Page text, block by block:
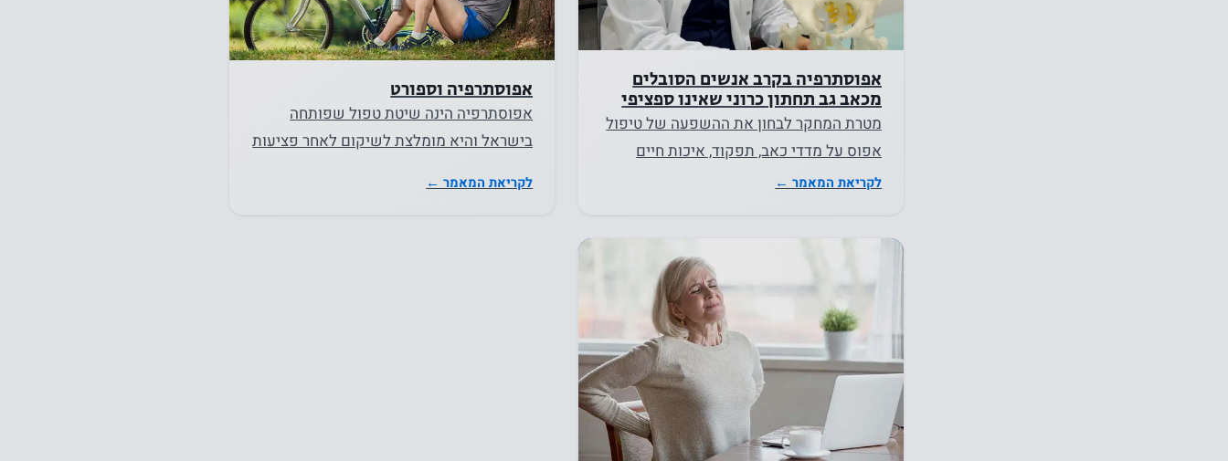
אפוסתרפיה בקרב אנשים הסובלים
מכאב גב תחתון כרוני שאינו ספציפי
מטרת המחקר לבחון את ההשפעה של טיפול
אפוס על מדדי כאב, תפקוד, איכות חיים
ומדדי הליכה
לקריאת המאמר ←
אפוסתרפיה וספורט
אפוסתרפיה הינה שיטת טפול שפותחה
בישראל והיא מומלצת לשיקום לאחר פציעות
לקריאת המאמר ←
יפעל.
סטטיסטיקה
על מנת שנוכל
לשפר את
והמבנה של
בסיס אופן
חווית
המשתמש
על מנת
שלנו יתפקד